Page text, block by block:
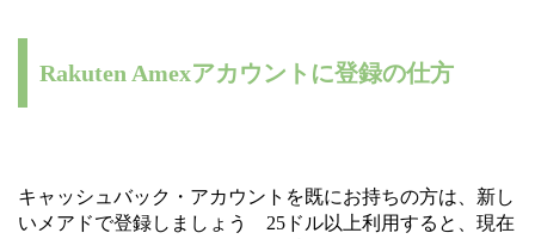
Rakuten Amexアカウントに登録の仕方
キャッシュバック・アカウントを既にお持ちの方は、新し
いメアドで登録しましょう 25ドル以上利用すると、現在